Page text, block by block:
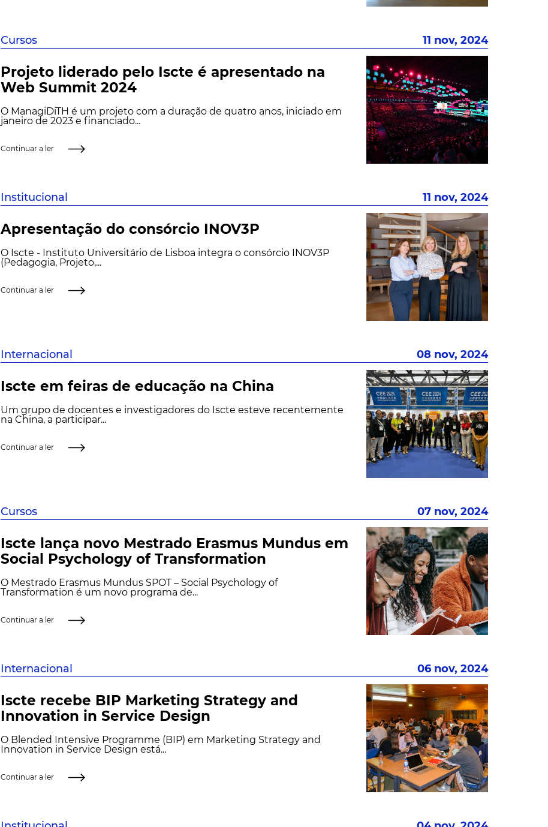
Cursos 11 nov, 2024
Projeto liderado pelo Iscte é apresentado na
Web Summit 2024
O ManagiDiTH é um projeto com a duração de quatro anos, iniciado em
janeiro de 2023 e financiado...
Continuar a ler
Institucional 11 nov, 2024
Apresentação do consórcio INOV3P
O Iscte - Instituto Universitário de Lisboa integra o consórcio INOV3P
(Pedagogia, Projeto,...
Continuar a ler
Internacional 08 nov, 2024
Iscte em feiras de educação na China
Um grupo de docentes e investigadores do Iscte esteve recentemente
na China, a participar...
Continuar a ler
Cursos 07 nov, 2024
Iscte lança novo Mestrado Erasmus Mundus em
Social Psychology of Transformation
O Mestrado Erasmus Mundus SPOT – Social Psychology of
Transformation é um novo programa de...
Continuar a ler
Internacional 06 nov, 2024
Iscte recebe BIP Marketing Strategy and
Innovation in Service Design
O Blended Intensive Programme (BIP) em Marketing Strategy and
Innovation in Service Design está...
Continuar a ler